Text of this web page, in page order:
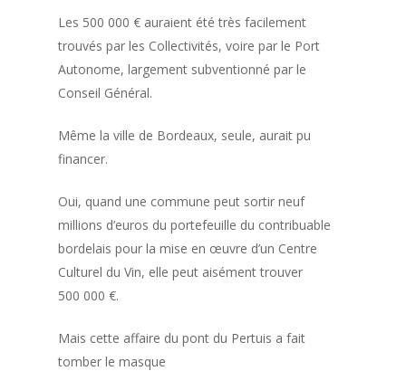
Les 500 000 € auraient été très facilement
trouvés par les Collectivités, voire par le Port
Autonome, largement subventionné par le
Conseil Général.
Même la ville de Bordeaux, seule, aurait pu
financer.
Oui, quand une commune peut sortir neuf
millions d’euros du portefeuille du contribuable
bordelais pour la mise en œuvre d’un Centre
Culturel du Vin, elle peut aisément trouver
500 000 €.
Mais cette affaire du pont du Pertuis a fait
tomber le masque